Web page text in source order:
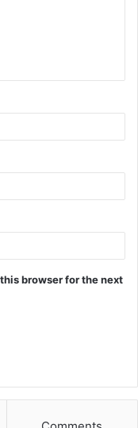
browser for the next